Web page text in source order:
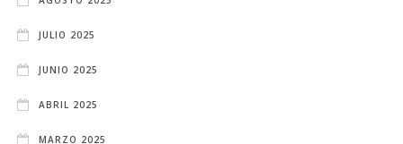
JULIO 2025
JUNIO 2025
ABRIL 2025
MARZO 2025